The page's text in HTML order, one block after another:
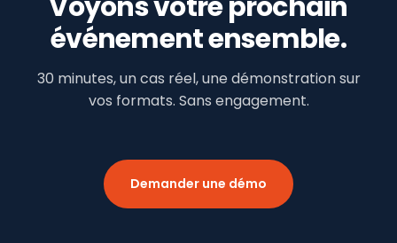
Voyons votre prochain
événement ensemble.
30 minutes, un cas réel, une démonstration sur
vos formats. Sans engagement.
Demander une démo